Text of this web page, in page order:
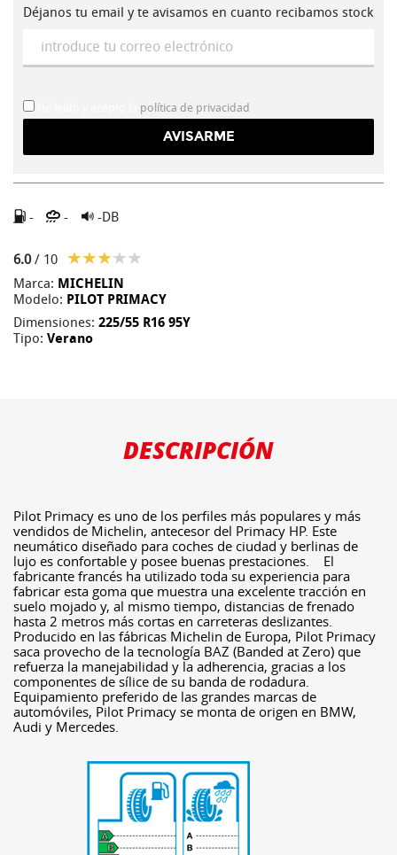
Déjanos tu email y te avisamos en cuanto recibamos stock
política de privacidad
- - -DB
6.0/ 10
Marca: MICHELIN
Modelo: PILOT PRIMACY
Dimensiones: 225/55 R16 95Y
Tipo: Verano
DESCRIPCIÓN
Pilot Primacy es uno de los perfiles más populares y más
vendidos de Michelin, antecesor del Primacy HP. Este
neumático diseñado para coches de ciudad y berlinas de
lujo es confortable y posee buenas prestaciones. El
fabricante francés ha utilizado toda su experiencia para
fabricar esta goma que muestra una excelente tracción en
suelo mojado y, al mismo tiempo, distancias de frenado
hasta 2 metros más cortas en carreteras deslizantes.
Producido en las fábricas Michelin de Europa, Pilot Primacy
saca provecho de la tecnología BAZ (Banded at Zero) que
refuerza la manejabilidad y la adherencia, gracias a los
componentes de sílice de su banda de rodadura.
Equipamiento preferido de las grandes marcas de
automóviles, Pilot Primacy se monta de origen en BMW,
Audi y Mercedes.